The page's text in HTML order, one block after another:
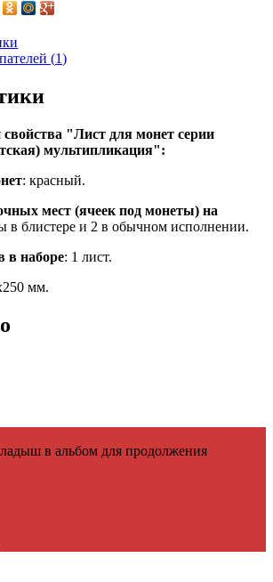
(1)
"Лист для монет серии
мультипликация":
: красный.
мест (ячеек под монеты) на
в блистере и 2 в обычном исполнении.
в наборе: 1 лист.
мм.
в альбом для продолжения